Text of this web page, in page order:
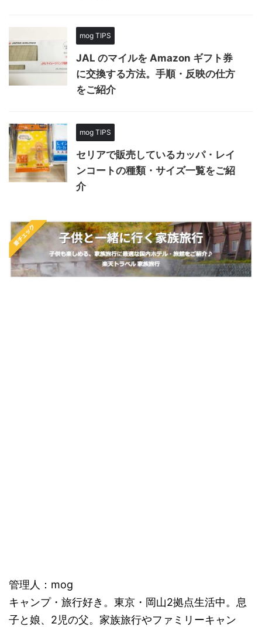
mog TIPS
JAL のマイルを Amazon ギフト券
に交換する方法。手順・反映の仕方
をご紹介
mog TIPS
セリアで販売しているカッパ・レイ
ンコートの種類・サイズ一覧をご紹
介
管理人：mog
キャンプ・旅行好き。東京・岡山2拠点生活中。息
子と娘、2児の父。家族旅行やファミリーキャン